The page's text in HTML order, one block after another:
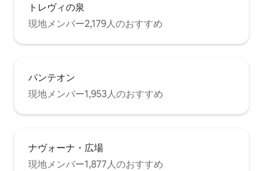
トレヴィの泉
現地メンバー2,179人のおすすめ
パンテオン
現地メンバー1,953人のおすすめ
ナヴォーナ・広場
現地メンバー1,877人のおすすめ